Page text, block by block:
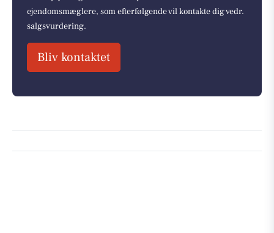
ejendomsmæglere, som efterfølgende vil kontakte dig vedr.
salgsvurdering.
Bliv kontaktet